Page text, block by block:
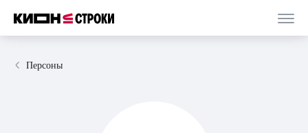
Персоны